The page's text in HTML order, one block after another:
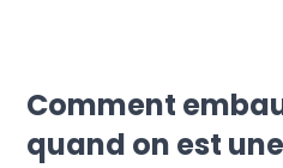
Comment
quand on est